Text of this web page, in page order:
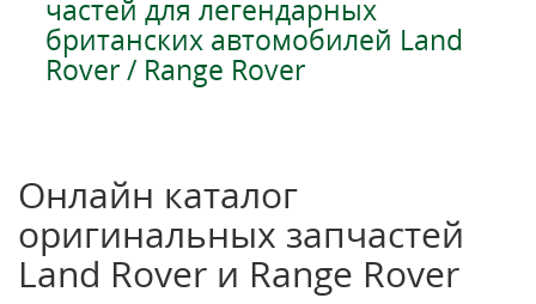
частей для легендарных
британских автомобилей Land
Rover / Range Rover
Онлайн каталог
оригинальных запчастей
Land Rover и Range Rover